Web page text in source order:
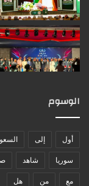
الوسوم
أول إلى
سوريا شاهد
مع من هل